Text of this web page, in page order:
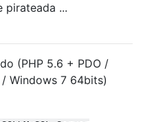
pirateada ...
(PHP 5.6 + PDO /
Windows 7 64bits)